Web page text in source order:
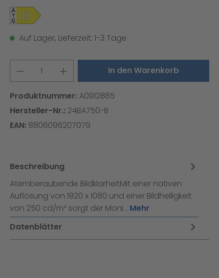
Auf Lager, Lieferzeit: 1-3 Tage
Produkt Anzahl: Gib denIn den Warenkorb
Produktnummer: A0912885
Hersteller-Nr.: 24BA750-B
EAN: 8806096207079
Beschreibung
Atemberaubende BildklarheitMit einer nativen
Auflösung von 1920 x 1080 und einer Bildhelligkeit
von 250 cd/m² sorgt der Moni… Mehr
Datenblätter